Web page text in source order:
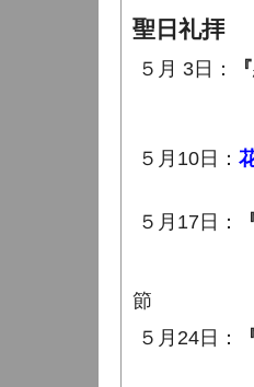
聖日礼拝
５月 3日：
(旧約聖
(新約聖
５月10日：
(旧約聖
５月17日：
(旧約聖
(新約聖
節
５月24日：
(旧約聖